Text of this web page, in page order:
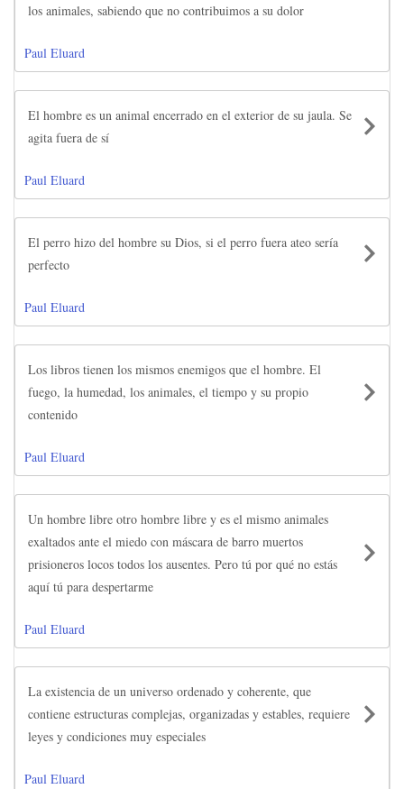
los animales, sabiendo que no contribuimos a su dolor
Paul Eluard
El hombre es un animal encerrado en el exterior de su jaula. Se
agita fuera de sí
Paul Eluard
El perro hizo del hombre su Dios, si el perro fuera ateo sería
perfecto
Paul Eluard
Los libros tienen los mismos enemigos que el hombre. El
fuego, la humedad, los animales, el tiempo y su propio
contenido
Paul Eluard
Un hombre libre otro hombre libre y es el mismo animales
exaltados ante el miedo con máscara de barro muertos
prisioneros locos todos los ausentes. Pero tú por qué no estás
aquí tú para despertarme
Paul Eluard
La existencia de un universo ordenado y coherente, que
contiene estructuras complejas, organizadas y estables, requiere
leyes y condiciones muy especiales
Paul Eluard